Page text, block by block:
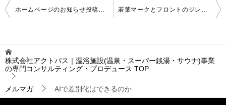
投
稿
ゲ
ー
シ
ョ
ン
ホームページのお知らせ投稿とAI活用 若葉マークとフロントのジレンマ
株式会社アクトパス｜温浴施設(温泉・スーパー銭湯・サウナ)事業
の専門コンサルティング・プロデュース TOP
メルマガ AIで差別化はできるのか